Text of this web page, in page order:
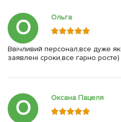
О Ольга
Ввічливий персонал,все дуже
заявлені сроки,все гарно росте)
О Оксана Пацеля